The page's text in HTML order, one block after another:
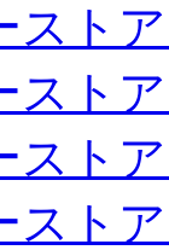
スト
スト
スト
スト